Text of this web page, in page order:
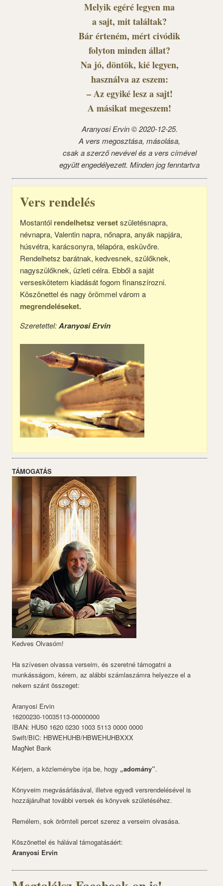
Melyik egéré legyen ma
a sajt, mit találtak?
Bár érteném, mért civódik
folyton minden állat?
Na jó, döntök, kié legyen,
használva az eszem:
– Az egyiké lesz a sajt!
A másikat megeszem!
Aranyosi Ervin © 2020-12-25.
A vers megosztása, másolása,
csak a szerző nevével és a vers címével
együtt engedélyezett. Minden jog fenntartva
Vers rendelés
Mostantól rendelhetsz versetszületésnapra,
névnapra, Valentin napra, nőnapra, anyák napjára,
húsvétra, karácsonyra, télapóra, esküvőre.
Rendelhetsz barátnak, kedvesnek, szülőknek,
nagyszülőknek, üzleti célra. Ebből a saját
verseskötetem kiadását fogom finanszírozni.
Köszönettel és nagy örömmel várom a
megrendeléseket.
Szeretettel:Aranyosi Ervin
TÁMOGATÁS
Kedves Olvasóm!
Ha szívesen olvassa verseim, és szeretné támogatni a
munkásságom, kérem, az alábbi számlaszámra helyezze el a
nekem szánt összeget:
Aranyosi Ervin
16200230-10035113-00000000
IBAN: HU50 1620 0230 1003 5113 0000 0000
Swift/BIC: HBWEHUHB/HBWEHUHBXXX
MagNet Bank
Kérjem, a közleménybe írja be, hogy „adomány”.
Könyveim megvásárlásával, illetve egyedi versrendelésével is
hozzájárulhat további versek és könyvek születéséhez.
Remélem, sok örömteli percet szerez a verseim olvasása.
Köszönettel és hálával támogatásáért:
Aranyosi Ervin